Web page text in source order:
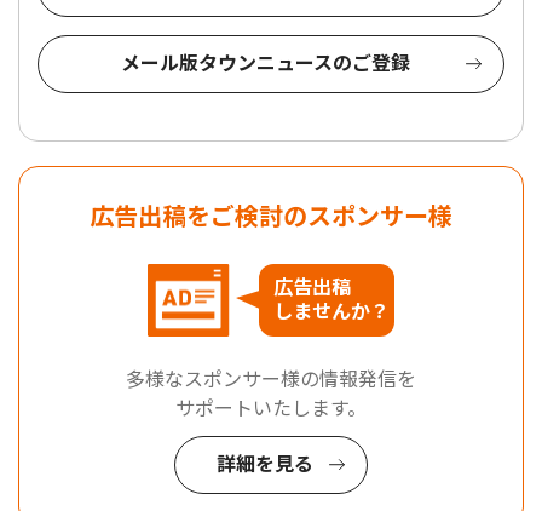
メール版タウンニュースのご登録
広告出稿をご検討のスポンサー様
広告出稿
しませんか？
多様なスポンサー様の情報発信を
サポートいたします。
詳細を見る